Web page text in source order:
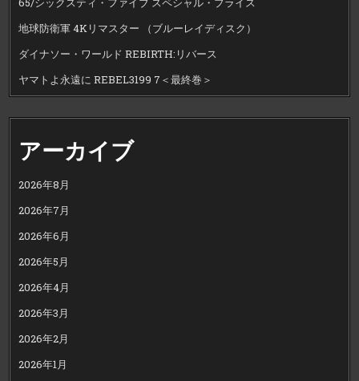
地球防衛軍 4Kリマスター （ブルーレイディスク）
ダイナソー・ワールド REBIRTH:リバース
ヤマトよ永遠に REBEL3199 7＜最終巻＞
アーカイブ
2026年8月
2026年7月
2026年6月
2026年5月
2026年4月
2026年3月
2026年2月
2026年1月